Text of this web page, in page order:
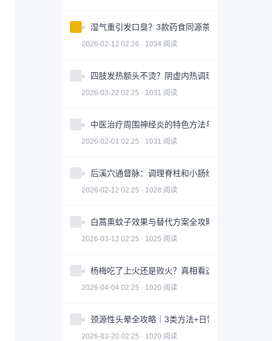
湿气重引发口臭？3款药食同源茶饮助你调理
2026-02-12 02:26 · 1034 阅读
四肢发热额头不烫？阴虚内热调理全攻略
2026-03-22 02:25 · 1031 阅读
中医治疗周围神经炎的特色方法与注意事项
2026-02-01 02:25 · 1031 阅读
后溪穴通督脉：调理脊柱和小肠经问题
2026-02-12 02:25 · 1028 阅读
白蒿熏蚊子效果与替代方案全攻略｜科学防蚊指南
2026-03-12 02:25 · 1025 阅读
杨梅吃了上火还是败火？真相看这3点｜食用指南
2026-04-04 02:25 · 1020 阅读
颈源性头晕全攻略｜3类方法+日常调整科学缓解
2026-03-20 02:25 · 1020 阅读